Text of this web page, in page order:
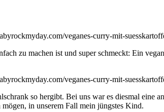
zu machen ist und super schmeckt: Ein
so hergibt. Bei uns war es diesmal eine
in unserem Fall mein jüngstes Kind.